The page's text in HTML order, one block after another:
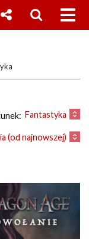
Fantastyka
(od najnowszej)